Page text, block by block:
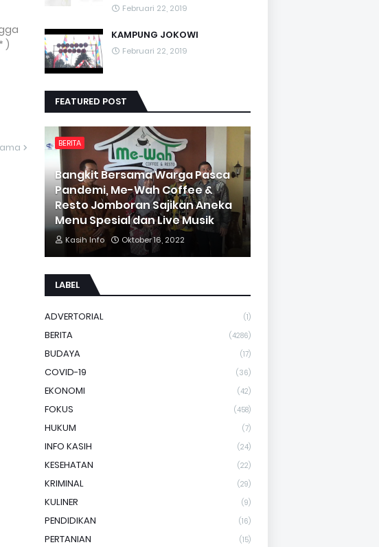
)
Februari 22, 2019
KAMPUNG JOKOWI
Februari 22, 2019
FEATURED POST
BERITA
Bangkit Bersama Warga Pasca
Pandemi, Me-Wah Coffee &
Resto Jomboran Sajikan Aneka
Menu Spesial dan Live Musik
Kasih Info Oktober 16, 2022
LABEL
ADVERTORIAL (1)
BERITA (4286)
BUDAYA (17)
COVID-19 (36)
EKONOMI (42)
FOKUS (458)
HUKUM (7)
INFO KASIH (24)
KESEHATAN (22)
KRIMINAL (29)
KULINER (9)
PENDIDIKAN (16)
PERTANIAN (15)